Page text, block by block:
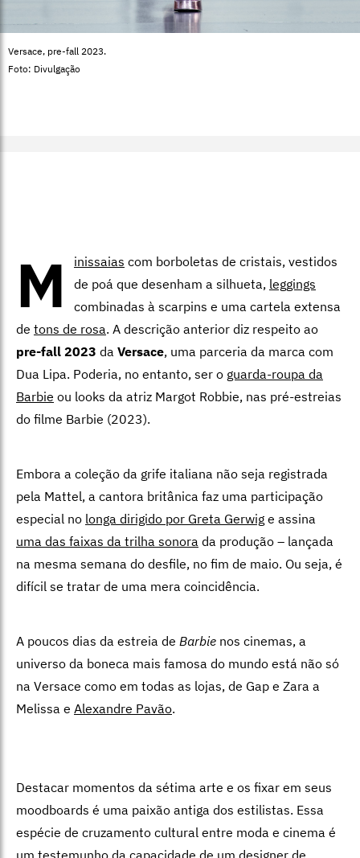
Versace, pre-fall 2023.
Foto: Divulgação
M inissaias com borboletas de cristais, vestidos
de poá que desenham a silhueta, leggings
combinadas à scarpins e uma cartela extensa
de tons de rosa. A descrição anterior diz respeito ao
pre-fall 2023 da Versace, uma parceria da marca com
Dua Lipa. Poderia, no entanto, ser o guarda-roupa da
Barbie ou looks da atriz Margot Robbie, nas pré-estreias
do filme Barbie (2023).
Embora a coleção da grife italiana não seja registrada
pela Mattel, a cantora britânica faz uma participação
especial no longa dirigido por Greta Gerwig e assina
uma das faixas da trilha sonora da produção – lançada
na mesma semana do desfile, no fim de maio. Ou seja, é
difícil se tratar de uma mera coincidência.
A poucos dias da estreia de Barbie nos cinemas, a
universo da boneca mais famosa do mundo está não só
na Versace como em todas as lojas, de Gap e Zara a
Melissa e Alexandre Pavão.
Destacar momentos da sétima arte e os fixar em seus
moodboards é uma paixão antiga dos estilistas. Essa
espécie de cruzamento cultural entre moda e cinema é
um testemunho da capacidade de um designer de